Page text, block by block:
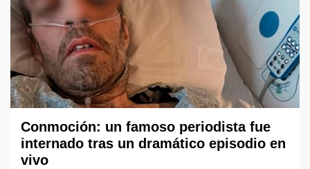
Conmoción: un famoso periodista fue
internado tras un dramático episodio en
vivo